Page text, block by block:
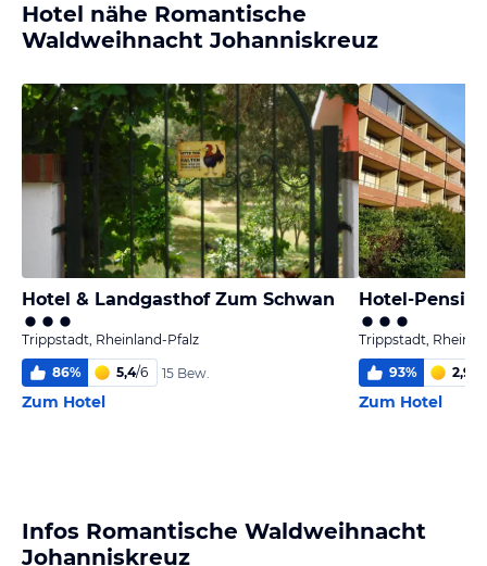
Hotel nähe Romantische
Waldweihnacht Johanniskreuz
Hotel & Landgasthof Zum Schwan
Trippstadt, Rheinland-Pfalz
86% 5,4/6 15 Bew.
Zum Hotel
Hotel-
Trippstadt,
93% 2,9
Zum Hotel
Infos Romantische Waldweihnacht
Johanniskreuz